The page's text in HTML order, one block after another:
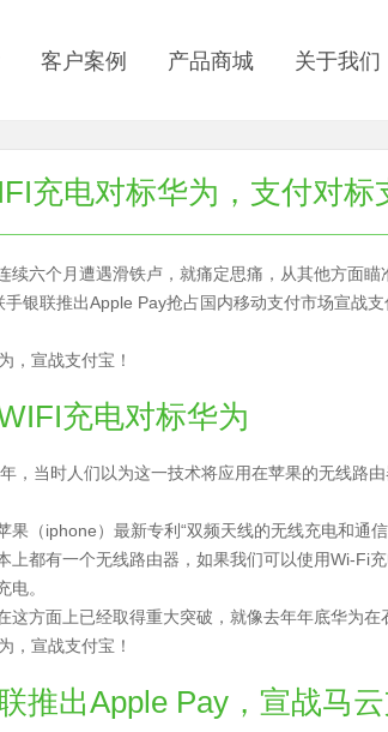
客户案例 产品商城 关于我们
充电对标华为，支付对标
续六个月遭遇滑铁卢，就痛定思痛，从其他方面
手银联推出Apple Pay抢占国内移动支付市场宣战
充电对标华为
，当时人们以为这一技术将应用在苹果的无线路
果（iphone）最新专利“双频天线的无线充电和通
上都有一个无线路由器，如果我们可以使用Wi-Fi
电。
这方面上已经取得重大突破，就像去年年底华为在
推出Apple Pay，宣战马